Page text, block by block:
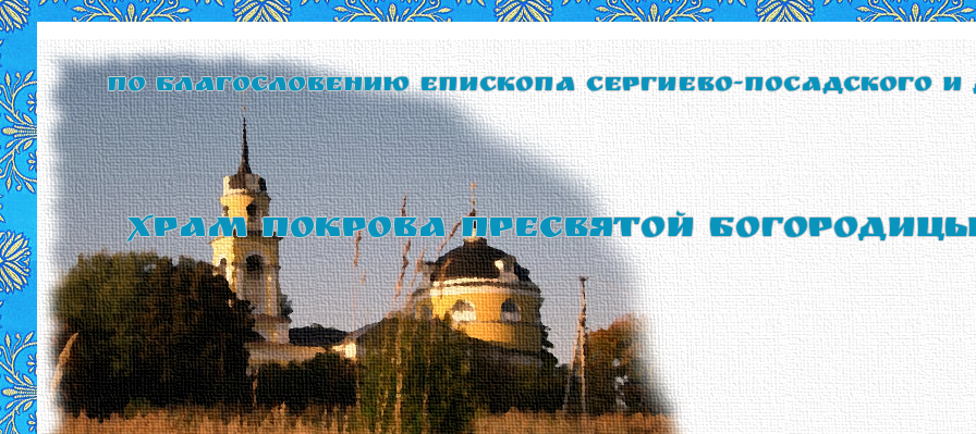
По благословению Епископа Сергиево-Посадского
Храм Покрова Пресвятой